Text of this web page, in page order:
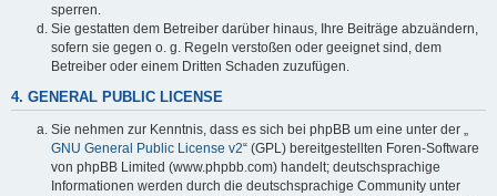
sperren.
Sie gestatten dem Betreiber darüber hinaus, Ihre Beiträge abzuändern,
sofern sie gegen o. g. Regeln verstoßen oder geeignet sind, dem
Betreiber oder einem Dritten Schaden zuzufügen.
4. GENERAL PUBLIC LICENSE
Sie nehmen zur Kenntnis, dass es sich bei phpBB um eine unter der „
GNU General Public License v2“ (GPL) bereitgestellten Foren-Software
von phpBB Limited (www.phpbb.com) handelt; deutschsprachige
Informationen werden durch die deutschsprachige Community unter